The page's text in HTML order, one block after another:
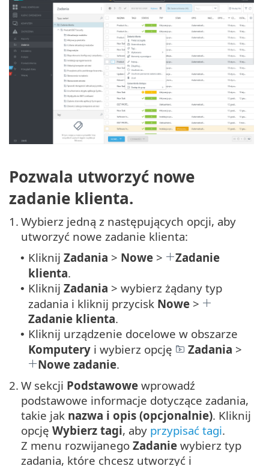
Pozwala utworzyć nowe
zadanie klienta.
1. Wybierz jedną z następujących opcji, aby
utworzyć nowe zadanie klienta:
• Kliknij Zadania > Nowe >
Zadanie
klienta.
• Kliknij Zadania > wybierz żądany typ
zadania i kliknij przycisk Nowe >
Zadanie klienta.
• Kliknij urządzenie docelowe w obszarze
Komputery i wybierz opcję Zadania >
Nowe zadanie.
2. W sekcji Podstawowe wprowadź
podstawowe informacje dotyczące zadania,
takie jak nazwa i opis (opcjonalnie). Kliknij
opcję Wybierz tagi, aby przypisać tagi.
Z menu rozwijanego Zadanie wybierz typ
zadania, które chcesz utworzyć i